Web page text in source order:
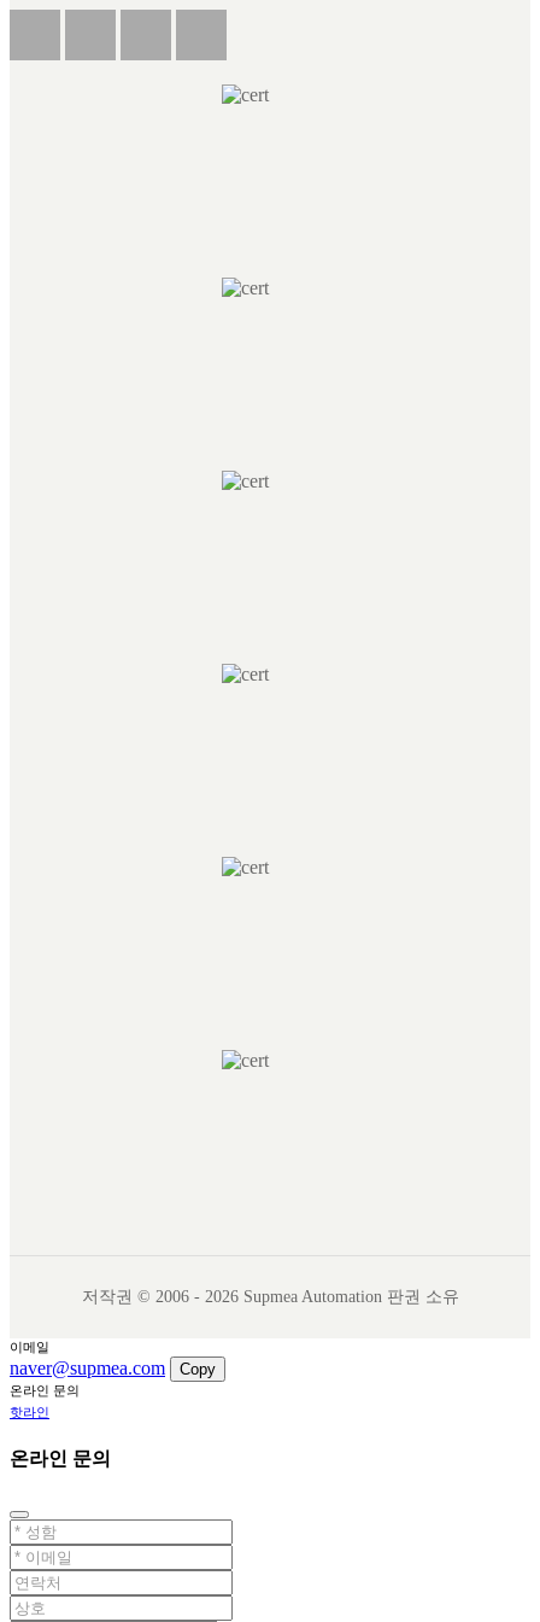
저작권 © 2006 - 2026 Supmea Automation 판권 소유
이메일
naver@supmea.com Copy
온라인 문의
핫라인
온라인 문의